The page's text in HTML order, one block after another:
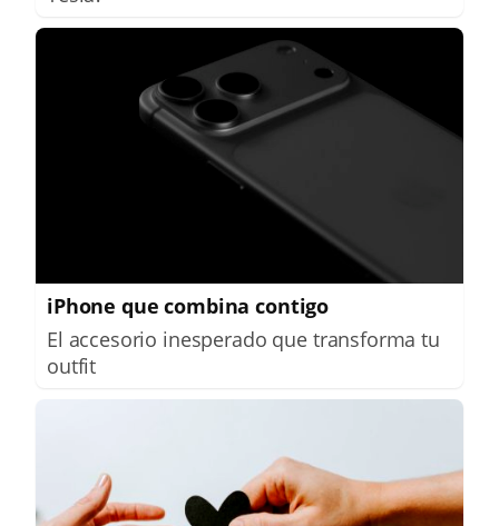
iPhone que combina contigo
El accesorio inesperado que transforma tu
outfit